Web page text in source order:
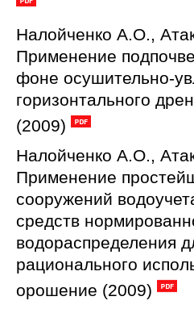
Налойченко А.О.,
Применение
фоне осушительно-
горизонтального
(2009)
Налойченко А.О.,
Применение
сооружений
средств
водораспределения
рационального
орошение (2009)